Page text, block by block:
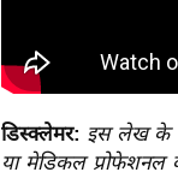
डिस्क्लेमर: इस लेख के
या मेडिकल प्रोफेशनल